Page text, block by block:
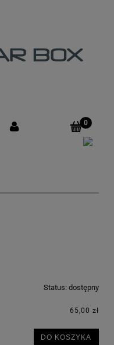
Status: dostępny
65,00 zł
DO KOSZYKA